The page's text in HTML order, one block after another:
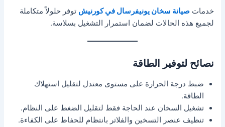
خدماتصيانة سخان يونيفرسال في كورنيش توفر حلولاً متكاملة
لجميع هذه الحالات لضمان استمرار التشغيل بسلاسة.
نصائح لتوفير الطاقة
ضبط درجة الحرارة على مستوى معتدل لتقليل استهلاك
الطاقة.
تشغيل السخان عند الحاجة فقط لتقليل الضغط على النظام.
تنظيف عنصر التسخين والفلاتر بانتظام للحفاظ على الكفاءة.